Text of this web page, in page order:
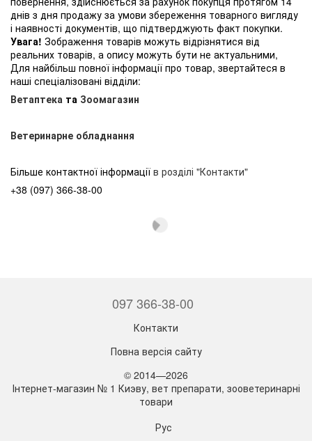
днів з дня продажу за умови збереження товарного вигляду
і наявності документів, що підтверджують факт покупки.
Увага! Зображення товарів можуть відрізнятися від
реальних товарів, а опису можуть бути не актуальними,
Для найбільш повної інформації про товар, звертайтеся в
наші спеціалізовані відділи:
Ветаптека та Зоомагазин
Ветеринарне обладнання
Більше контактної інформації в розділі "Контакти"
+38 (097) 366-38-00
097 366-38-00
Контакти
Повна версія сайту
© 2014—2026
Інтернет-магазин № 1 Киэву, вет препарати, зооветеринарні
товари
Рус